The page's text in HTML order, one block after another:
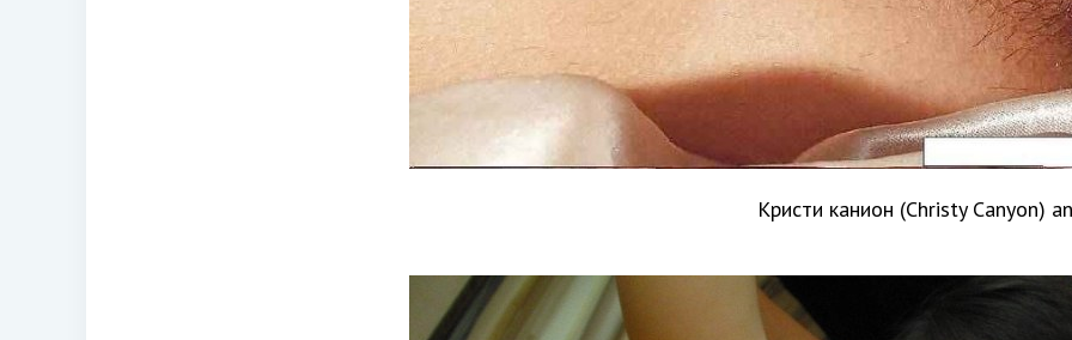
Кристи канион (Christy Canyon)